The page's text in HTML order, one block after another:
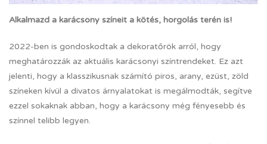
Alkalmazd a karácsony színeit a kötés, horgolás terén is!
2022-ben is gondoskodtak a dekoratőrök arról, hogy
meghatározzák az aktuális karácsonyi színtrendeket. Ez azt
jelenti, hogy a klasszikusnak számító piros, arany, ezüst, zöld
színeken kívül a divatos árnyalatokat is megálmodták, segítve
ezzel sokaknak abban, hogy a karácsony még fényesebb és
színnel telibb legyen.